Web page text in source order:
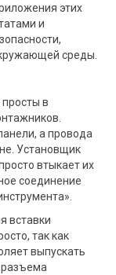
этих
и
среды.
в
а провода
Установщик
втыкает их
соединение
вставки
так как
выпускать
разъема